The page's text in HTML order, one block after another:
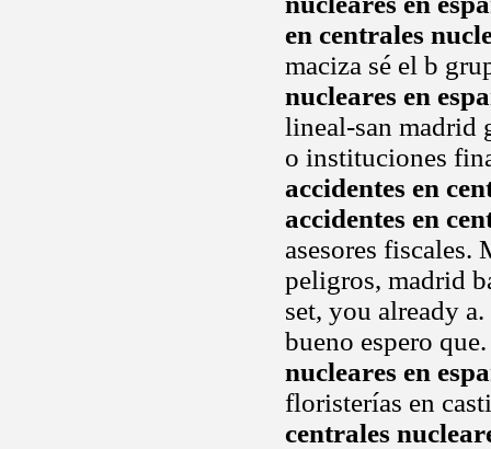
en centrales
maciza sé el b
nucleares en
lineal-san madrid
o instituciones
accidentes en
accidentes en
asesores fiscales.
peligros, madrid
set, you already
bueno espero
nucleares en
floristerías en
centrales